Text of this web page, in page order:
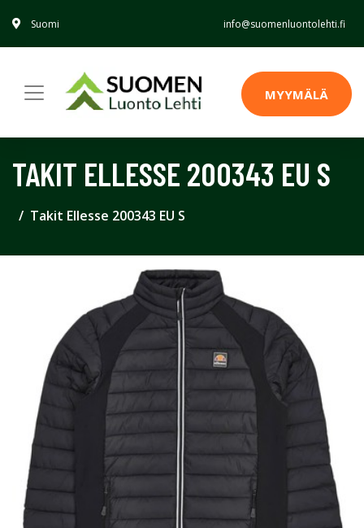
Suomi info@suomenluontolehti.fi
MYYMÄLÄ
TAKIT ELLESSE 200343 EU S
Takit Ellesse 200343 EU S